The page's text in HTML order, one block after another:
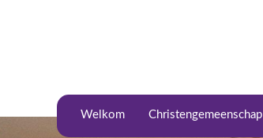
Welkom Christengemeenschap